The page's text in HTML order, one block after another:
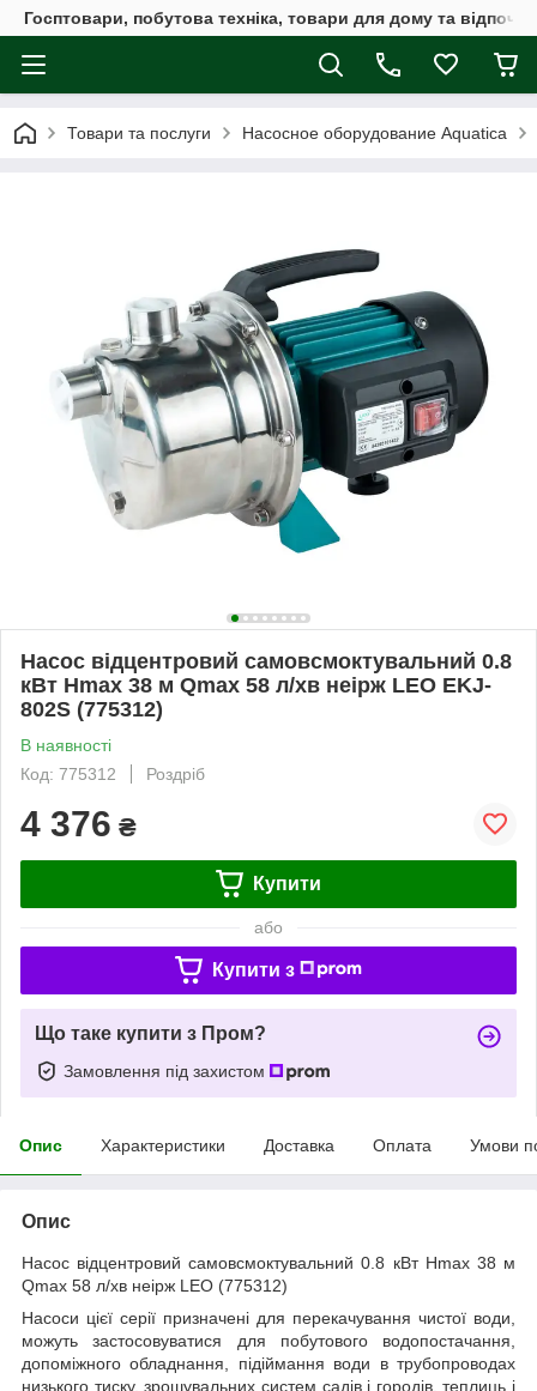
Госптовари, побутова техніка, товари для дому та
Товари та послуги Насосное оборудование Aquatica
Насос відцентровий самовсмоктувальний 0.8
кВт Hmax 38 м Qmax 58 л/хв неірж LEO EKJ-
802S (775312)
В наявності
Код: 775312
Роздріб
4 376 ₴
Купити
або
Купити з
Що таке купити з Пром?
Замовлення під захистом
Опис Характеристики Доставка Оплата Умови
Опис
Насос відцентровий самовсмоктувальний 0.8 кВт Hmax 38 м
Qmax 58 л/хв неірж LEO (775312)
Насоси цієї серії призначені для перекачування чистої води,
можуть застосовуватися для побутового водопостачання,
допоміжного обладнання, підіймання води в трубопроводах
низького тиску, зрошувальних систем садів і городів, теплиць і